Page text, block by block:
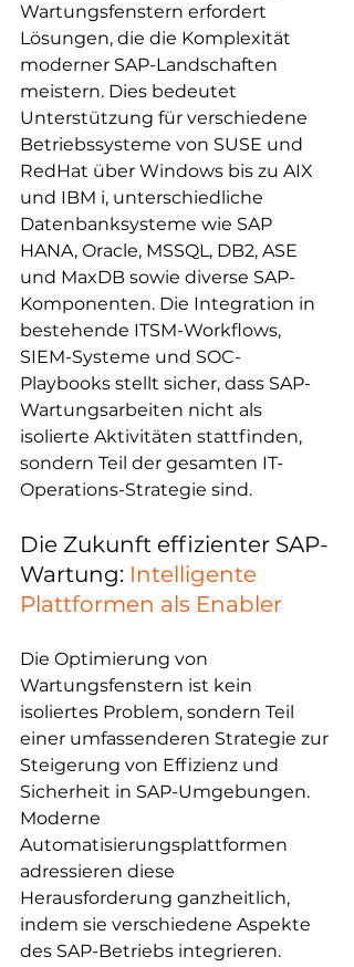
Wartungsfenstern erfordert
Lösungen, die die Komplexität
moderner SAP-Landschaften
meistern. Dies bedeutet
Unterstützung für verschiedene
Betriebssysteme von SUSE und
RedHat über Windows bis zu AIX
und IBM i, unterschiedliche
Datenbanksysteme wie SAP
HANA, Oracle, MSSQL, DB2, ASE
und MaxDB sowie diverse SAP-
Komponenten. Die Integration in
bestehende ITSM-Workflows,
SIEM-Systeme und SOC-
Playbooks stellt sicher, dass SAP-
Wartungsarbeiten nicht als
isolierte Aktivitäten stattfinden,
sondern Teil der gesamten IT-
Operations-Strategie sind.
Die Zukunft effizienter SAP-
Wartung: Intelligente
Plattformen als Enabler
Die Optimierung von
Wartungsfenstern ist kein
isoliertes Problem, sondern Teil
einer umfassenderen Strategie zur
Steigerung von Effizienz und
Sicherheit in SAP-Umgebungen.
Moderne
Automatisierungsplattformen
adressieren diese
Herausforderung ganzheitlich,
indem sie verschiedene Aspekte
des SAP-Betriebs integrieren.